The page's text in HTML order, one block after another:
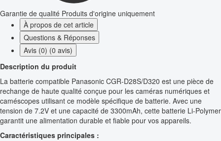
Garantie de qualité Produits d'origine uniquement
À propos de cet article
Questions & Réponses
Avis (0) (0 avis)
Description du produit
La batterie compatible Panasonic CGR-D28S/D320 est une pièce de
rechange de haute qualité conçue pour les caméras numériques et
caméscopes utilisant ce modèle spécifique de batterie. Avec une
tension de 7.2V et une capacité de 3300mAh, cette batterie Li-Polymer
garantit une alimentation durable et fiable pour vos appareils.
Caractéristiques principales :